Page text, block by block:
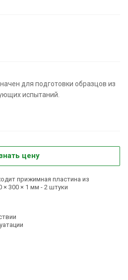
для подготовки образцов из
испытаний.
цену
прижимная пластина из
300 × 1 мм - 2 штуки